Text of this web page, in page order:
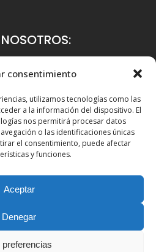
consentimiento
utilizamos tecnologías como las
a la información del dispositivo. El
nos permitirá procesar datos
o las identificaciones únicas
el consentimiento, puede afectar
y funciones.
Aceptar
Denegar
preferencias